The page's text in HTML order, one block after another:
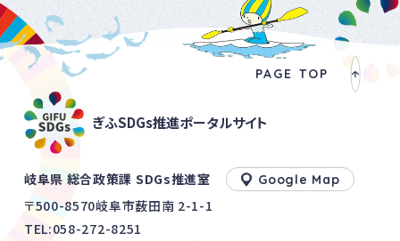
PAGE TOP
ぎふSDGs推進ポータルサイト
岐阜県 総合政策課 SDGs推進室 Google Map
〒500-8570岐阜市薮田南 2-1-1
TEL:058-272-8251